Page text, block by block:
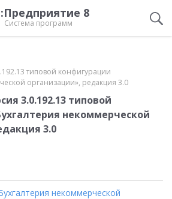
8
Система программ
типовой конфигурации
организации», редакция 3.0
3.0.192.13 типовой
некоммерческой
3.0
некоммерческой